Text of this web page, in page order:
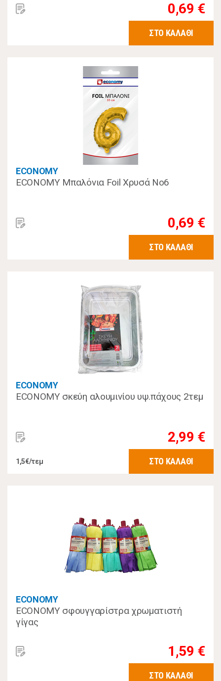
0,69 €
ΣΤΟ ΚΑΛΑΘΙ
ECONOMY
ECONOMY Μπαλόνια Foil Χρυσά No6
0,69 €
ΣΤΟ ΚΑΛΑΘΙ
ECONOMY
ECONOMY σκεύη αλουμινίου υψ.πάχους 2τεμ
2,99 €
1,5€/τεμ ΣΤΟ ΚΑΛΑΘΙ
ECONOMY
ECONOMY σφουγγαρίστρα χρωματιστή
γίγας
1,59 €
ΣΤΟ ΚΑΛΑΘΙ